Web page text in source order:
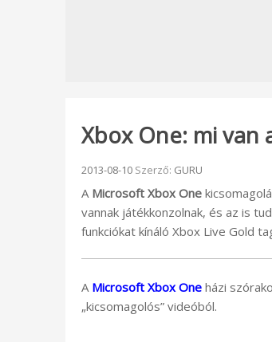
Xbox One: mi van
Beküldve:
2013-08-10 Szerző: GURU
A Microsoft Xbox One
vannak játékkonzolnak, és az is
funkciókat kínáló Xbox Live Gold
A Microsoft Xbox One házi
„kicsomagolós” videóból.